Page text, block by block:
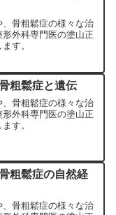
骨粗鬆症の様々な治
外科専門医の塗山正
す。
粗鬆症と遺伝
骨粗鬆症の様々な治
外科専門医の塗山正
す。
粗鬆症の自然経
骨粗鬆症の様々な治